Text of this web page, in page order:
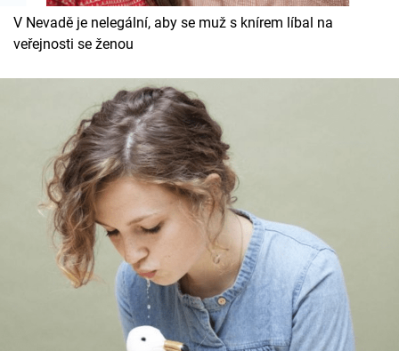
V Nevadě je nelegální, aby se muž s knírem líbal na
veřejnosti se ženou